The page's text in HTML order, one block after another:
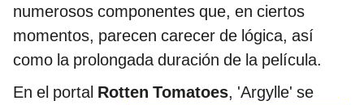
numerosos componentes que, en ciertos
momentos, parecen carecer de lógica, así
como la prolongada duración de la película.
En el portal Rotten Tomatoes, 'Argylle' se